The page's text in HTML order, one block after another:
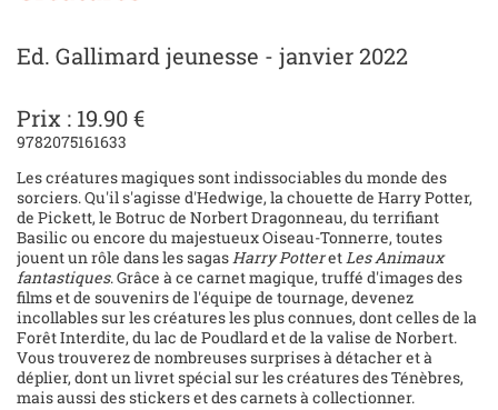
Ed. Gallimard jeunesse - janvier 2022
Prix : 19.90 €
9782075161633
Les créatures magiques sont indissociables du monde des
sorciers. Qu'il s'agisse d'Hedwige, la chouette de Harry Potter,
de Pickett, le Botruc de Norbert Dragonneau, du terrifiant
Basilic ou encore du majestueux Oiseau-Tonnerre, toutes
jouent un rôle dans les sagasHarry PotteretLes Animaux
fantastiques. Grâce à ce carnet magique, truffé d'images des
films et de souvenirs de l'équipe de tournage, devenez
incollables sur les créatures les plus connues, dont celles de la
Forêt Interdite, du lac de Poudlard et de la valise de Norbert.
Vous trouverez de nombreuses surprises à détacher et à
déplier, dont un livret spécial sur les créatures des Ténèbres,
mais aussi des stickers et des carnets à collectionner.